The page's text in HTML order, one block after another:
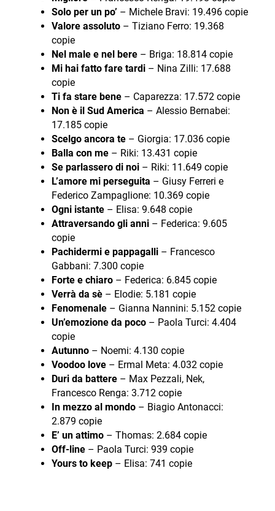
Solo per un po’ – Michele Bravi: 19.496 copie
Valore assoluto – Tiziano Ferro: 19.368
copie
Nel male e nel bere – Briga: 18.814 copie
Mi hai fatto fare tardi – Nina Zilli: 17.688
copie
Ti fa stare bene – Caparezza: 17.572 copie
Non è il Sud America – Alessio Bernabei:
17.185 copie
Scelgo ancora te – Giorgia: 17.036 copie
Balla con me – Riki: 13.431 copie
Se parlassero di noi – Riki: 11.649 copie
L’amore mi perseguita – Giusy Ferreri e
Federico Zampaglione: 10.369 copie
Ogni istante – Elisa: 9.648 copie
Attraversando gli anni – Federica: 9.605
copie
Pachidermi e pappagalli – Francesco
Gabbani: 7.300 copie
Forte e chiaro – Federica: 6.845 copie
Verrà da sè – Elodie: 5.181 copie
Fenomenale – Gianna Nannini: 5.152 copie
Un’emozione da poco – Paola Turci: 4.404
copie
Autunno – Noemi: 4.130 copie
Voodoo love – Ermal Meta: 4.032 copie
Duri da battere – Max Pezzali, Nek,
Francesco Renga: 3.712 copie
In mezzo al mondo – Biagio Antonacci:
2.879 copie
E’ un attimo – Thomas: 2.684 copie
Off-line – Paola Turci: 939 copie
Yours to keep – Elisa: 741 copie